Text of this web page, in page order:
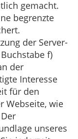
gemacht.
begrenzte
der Server-
f)
der
Interesse
für den
Webseite, wie
unseres